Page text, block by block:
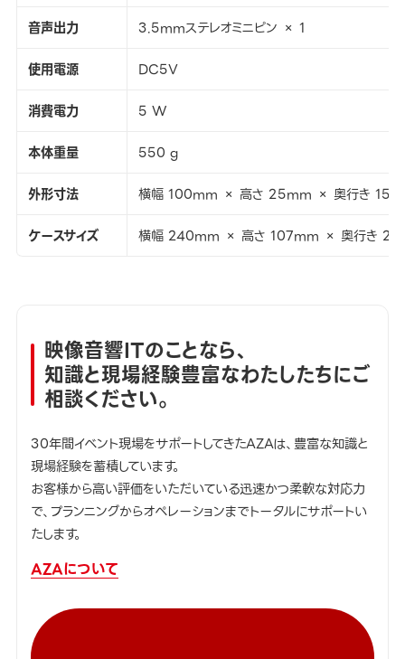
音声出力
3.5mmステレオミニピン × 1
使用電源
DC5V
消費電力
5 W
本体重量
550 g
外形寸法
横幅 100mm × 高さ 25mm × 奥行き
ケースサイズ
横幅 240mm × 高さ 107mm × 奥行き
映像音響ITのことなら、
知識と現場経験豊富なわたしたちにご
相談ください。
30年間イベント現場をサポートしてきたAZAは、豊富な知識と
現場経験を蓄積しています。
お客様から高い評価をいただいている迅速かつ柔軟な対応力
で、プランニングからオペレーションまでトータルにサポートい
たします。
AZAについて